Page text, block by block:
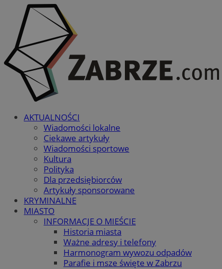
AKTUALNOŚCI
Wiadomości lokalne
Ciekawe artykuły
Wiadomości sportowe
Kultura
Polityka
Dla przedsiębiorców
Artykuły sponsorowane
KRYMINALNE
MIASTO
INFORMACJE O MIEŚCIE
Historia miasta
Ważne adresy i telefony
Harmonogram wywozu odpadów
Parafie i msze święte w Zabrzu